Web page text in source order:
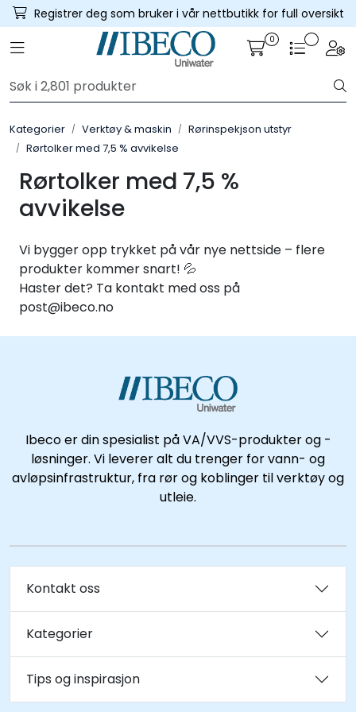
Skip to main content
Registrer deg som bruker i vår nettbutikk for full oversikt
Toggle navigation 0
Kategorier Verktøy & maskin
Rørinspekjson utstyr
Rørtolker med 7,5 % avvikelse
Rørtolker med 7,5 %
avvikelse
Vi bygger opp trykket på vår nye nettside – flere
produkter kommer snart! 💦
Haster det? Ta kontakt med oss på
post@ibeco.no
Ibeco er din spesialist på VA/VVS-produkter og -
løsninger. Vi leverer alt du trenger for vann- og
avløpsinfrastruktur, fra rør og koblinger til verktøy og
utleie.
Kontakt oss
Kategorier
Tips og inspirasjon
Verktøy & maskin
Grøftesikring
Utleie
Pumper